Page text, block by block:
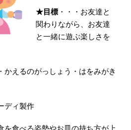
★目標・・・お友達と
関わりながら、お友達
と一緒に遊ぶ楽しさを
かえるのがっしょう・はをみがき
ディ製作